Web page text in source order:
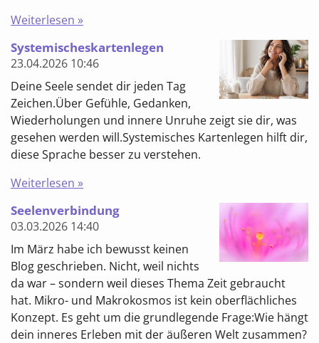
Weiterlesen »
Systemischeskartenlegen
23.04.2026 10:46
Deine Seele sendet dir jeden Tag
Zeichen.Über Gefühle, Gedanken,
Wiederholungen und innere Unruhe zeigt sie dir, was
gesehen werden will.Systemisches Kartenlegen hilft dir,
diese Sprache besser zu verstehen.
Weiterlesen »
Seelenverbindung
03.03.2026 14:40
Im März habe ich bewusst keinen
Blog geschrieben. Nicht, weil nichts
da war – sondern weil dieses Thema Zeit gebraucht
hat. Mikro- und Makrokosmos ist kein oberflächliches
Konzept. Es geht um die grundlegende Frage:Wie hängt
dein inneres Erleben mit der äußeren Welt zusammen?